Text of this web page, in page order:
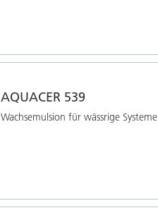
AQUACER 539
Wachsemulsion für wässrige Systeme